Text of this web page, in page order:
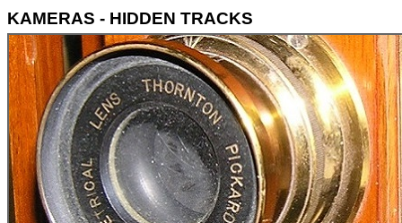
KAMERAS - HIDDEN TRACKS